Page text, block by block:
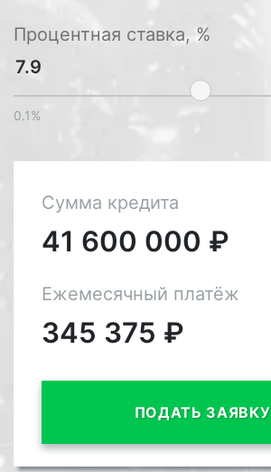
Процентная ставка, %
0.1%
Сумма кредита
41 600 000 ₽
Ежемесячный платёж
345 375 ₽
ПОДАТЬ ЗАЯВКУ